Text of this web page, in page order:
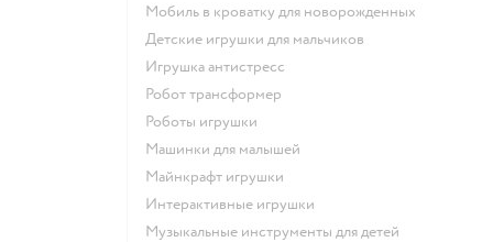
Мобиль в кроватку для новорожденных
Детские игрушки для мальчиков
Игрушка антистресс
Робот трансформер
Роботы игрушки
Машинки для малышей
Майнкрафт игрушки
Интерактивные игрушки
Музыкальные инструменты для детей